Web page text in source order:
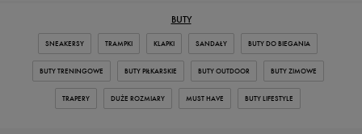
BUTY
SNEAKERSY TRAMPKI KLAPKI SANDAŁY BUTY DO BIEGANIA
BUTY TRENINGOWE BUTY PIŁKARSKIE BUTY OUTDOOR BUTY ZIMOWE
TRAPERY DUŻE ROZMIARY MUST HAVE BUTY LIFESTYLE